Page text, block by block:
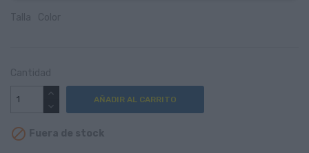
AÑADIR AL CARRITO
